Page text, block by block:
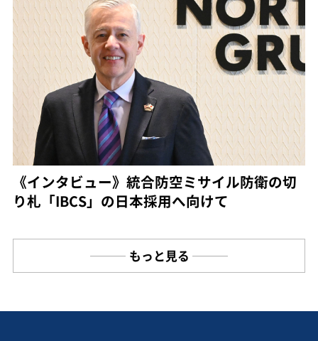
《インタビュー》統合防空ミサイル防衛の切
り札「IBCS」の日本採用へ向けて
もっと見る